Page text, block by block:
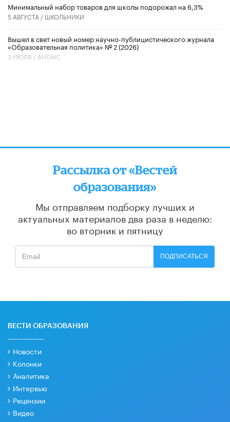
Минимальный набор товаров для школы подорожал на 6,3%
5 АВГУСТА / ШКОЛЬНИКИ
Вышел в свет новый номер научно-публицистического журнала
«Образовательная политика» № 2 (2026)
3 ИЮЛЯ / АНОНС
Рассылка от «Вестей
образования»
Мы отправляем подборку лучших и
актуальных материалов два раза в неделю:
во вторник и пятницу
ПОДПИСАТЬСЯ
ВЕСТИ ОБРАЗОВАНИЯ
Новости
Колонки
Аналитика
Интервью
Рецензии
Видео